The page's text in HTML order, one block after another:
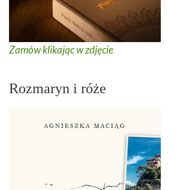
Zamów klikając w zdjęcie
Rozmaryn i róże